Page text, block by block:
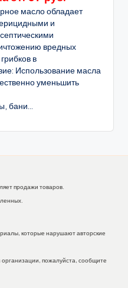
масло обладает
и
вредных
в
Использование масла
уменьшить
бани...
продажи товаров.
которые нарушают авторские
пожалуйста, сообщите